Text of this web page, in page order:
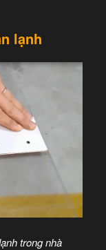
lạnh
trong nhà